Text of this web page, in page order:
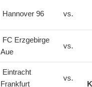
Hannover 96 vs.
FC Erzgebirge
Aue
vs.
Eintracht
Frankfurt
vs.